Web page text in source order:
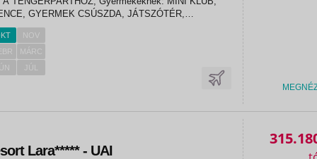
GYERMEK CSÚSZDA, JÁTSZÓTÉR,
STRANDTÖRÖLKÖZÖ, ORVOSI ÜGYELET*,
MOZGÁSKORLÁTOZOTTAKNAK
MOSODA*, KÜLSŐ...
NOV
MÁRC
JÚL
Lara***** - UAI